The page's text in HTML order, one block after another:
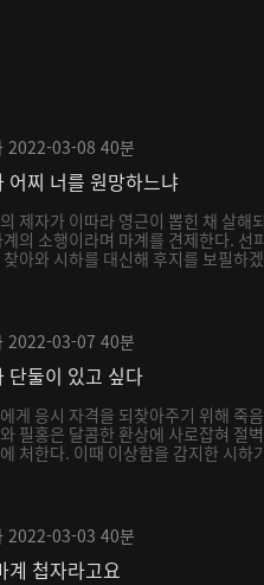
2022-03-08 40분
어찌 너를 원망하느냐
제자가 이따라 영근이 뽑힌 채 살해
계의 소행이라며 마계를 견제한다. 선
찾아와 시하를 대신해 후지를 보필하
2022-03-07 40분
단둘이 있고 싶다
게 응시 자격을 되찾아주기 위해 죽
필홍은 달콤한 환상에 사로잡혀 절
처한다. 이때 이상함을 감지한 시하
2022-03-03 40분
계 첩자라고요